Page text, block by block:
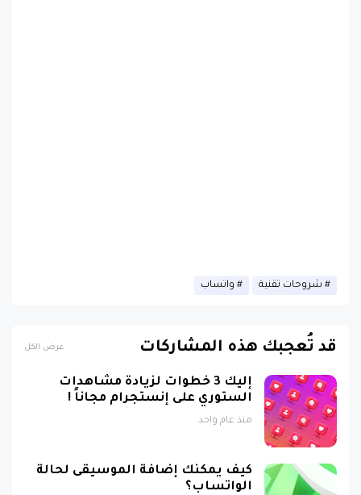
شروحات تقنية واتساب
قد تُعجبك هذه المشاركات عرض الكل
إليك 3 خطوات لزيادة مشاهدات
الستوري على إنستجرام مجاناً !
منذ عام واحد
كيف يمكنك إضافة الموسيقى لحالة
الواتساب؟